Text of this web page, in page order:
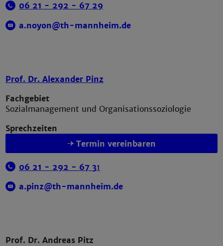
06 21 - 292 - 67 29
a.noyon@th-mannheim.de
Prof. Dr. Alexander Pinz
Fachgebiet
Sozialmanagement und Organisationssoziologie
Sprechzeiten
Termin vereinbaren
06 21 - 292 - 67 31
a.pinz@th-mannheim.de
Prof. Dr. Andreas Pitz